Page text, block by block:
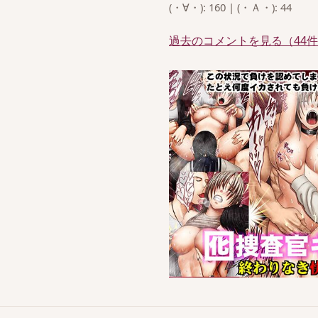
(・∀・): 160 | (・Ａ・): 44
過去のコメントを見る（44